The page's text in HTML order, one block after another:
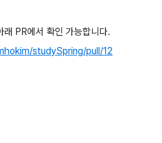
PR에서 확인 가능합니다.
studySpring/pull/12